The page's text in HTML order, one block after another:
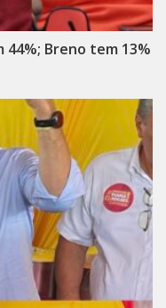
44%; Breno tem 13%